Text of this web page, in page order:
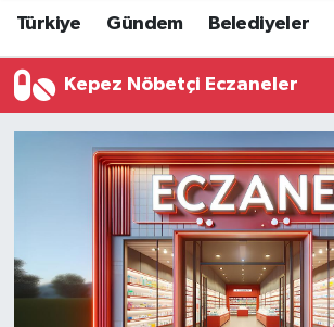
Türkiye Gündem Belediyeler
Kepez Nöbetçi Eczaneler
Süper Lig Puan Durumu ve
Tüm Manşetler
Son Dakika Haberleri
Haber Arşivi